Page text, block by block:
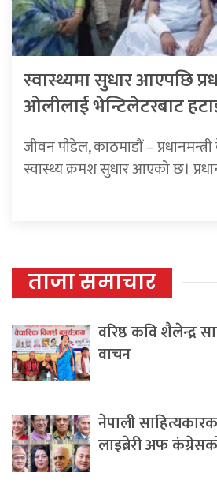
स्वास्थ्यमा सुधार आएपछि
ओलीलाई भेन्टिलेटरबाट
जीवन पाैडेल, काठमाडौं –
स्वास्थ्य क्रमश सुधार आएको छ।
ताजा समाचार
वरिष्ठ कवि शैलेन्द्र
वाचन
नेपाली
लाइब्रेरी अफ